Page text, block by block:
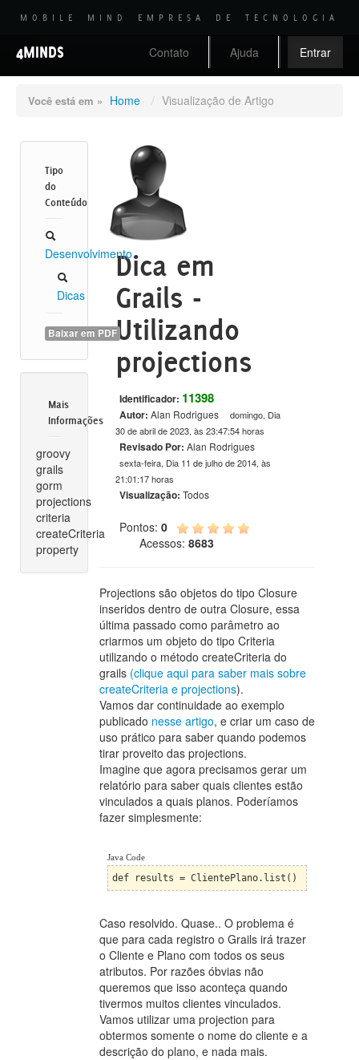
MOBILE MIND EMPRESA DE TECNOLOGIA
4MINDS Contato Ajuda Entrar
Você está em » Home / Visualização de Artigo
Tipo
do
Conteúdo
Desenvolvimento
Dicas
Baixar em PDF
Mais
Informações
groovy
grails
gorm
projections
criteria
createCriteria
property
Dica em
Grails -
Utilizando
projections
Identificador: 11398
Autor: Alan Rodrigues
domingo, Dia
30 de abril de 2023, às 23:47:54 horas
Revisado Por:Alan Rodrigues
sexta-feira, Dia 11 de julho de 2014, às
21:01:17 horas
Visualização:Todos
Pontos: 0
Acessos: 8683
Projections são objetos do tipo Closure
inseridos dentro de outra Closure, essa
última passado como parâmetro ao
criarmos um objeto do tipo Criteria
utilizando o método createCriteria do
grails (clique aqui para saber mais sobre
createCriteria e projections).
Vamos dar continuidade ao exemplo
publicado nesse artigo, e criar um caso de
uso prático para saber quando podemos
tirar proveito das projections.
Imagine que agora precisamos gerar um
relatório para saber quais clientes estão
vinculados a quais planos. Poderíamos
fazer simplesmente:
Java Code
def results = ClientePlano.list()
Caso resolvido. Quase.. O problema é
que para cada registro o Grails irá trazer
o Cliente e Plano com todos os seus
atributos. Por razões óbvias não
queremos que isso aconteça quando
tivermos muitos clientes vinculados.
Vamos utilizar uma projection para
obtermos somente o nome do cliente e a
descrição do plano, e nada mais.